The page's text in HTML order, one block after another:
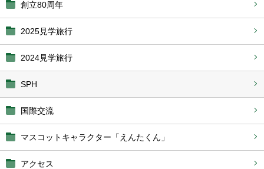
創立80周年
2025見学旅行
2024見学旅行
SPH
国際交流
マスコットキャラクター「えんたくん」
アクセス